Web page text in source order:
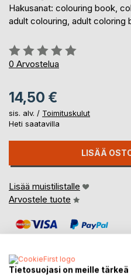
Hakusanat: colouring book,
adult colouring, adult coloring
Arvostelu::
0%
0 Arvostelua
14,50 €
sis. alv. / Toimituskulut
Heti saatavilla
LISÄÄ
Lisää muistilistalle
Arvostele tuote
Tietosuojasi on meille tärkeä